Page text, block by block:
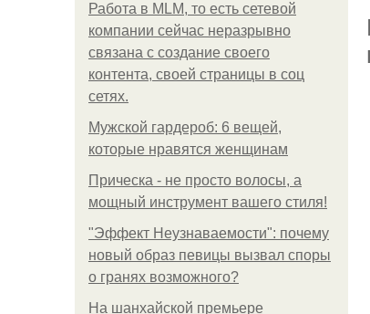
Работа в MLM, то есть сетевой
компании сейчас неразрывно
связана с создание своего
контента, своей страницы в соц
сетях.
Мужской гардероб: 6 вещей,
которые нравятся женщинам
Прическа - не просто волосы, а
мощный инструмент вашего стиля!
"Эффект Неузнаваемости": почему
новый образ певицы вызвал споры
о гранях возможного?
На шанхайской премьере